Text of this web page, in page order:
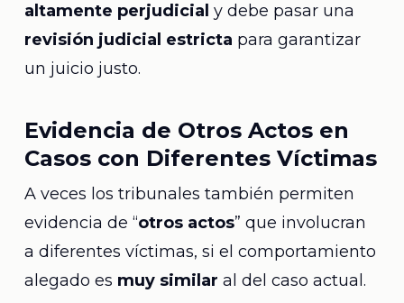
altamente perjudicial y debe pasar una
revisión judicial estricta para garantizar
un juicio justo.
Evidencia de Otros Actos en
Casos con Diferentes Víctimas
A veces los tribunales también permiten
evidencia de “otros actos” que involucran
a diferentes víctimas, si el comportamiento
alegado es muy similar al del caso actual.